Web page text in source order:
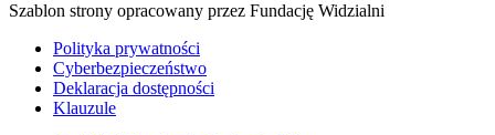
Szablon strony opracowany przez Fundację Widzialni
Polityka prywatności
Cyberbezpieczeństwo
Deklaracja dostępności
Klauzule